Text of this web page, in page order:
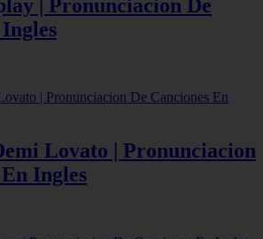
| Pronunciacion De
Lovato | Pronunciacion
Ingles